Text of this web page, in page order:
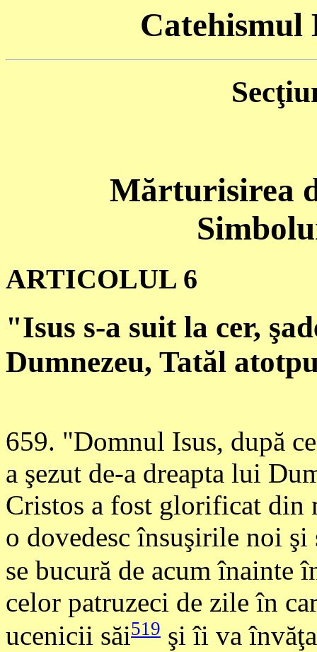
Catehismul
Mărturisirea
ARTICOLUL 6
"Isus s-a suit la cer,
Dumnezeu, Tatăl
659. "Domnul Isus, după
a şezut de-a dreapta lui
Cristos a fost glorificat din
o dovedesc însuşirile noi şi
se bucură de acum înainte
celor patruzeci de zile în
ucenicii săi519 şi îi va